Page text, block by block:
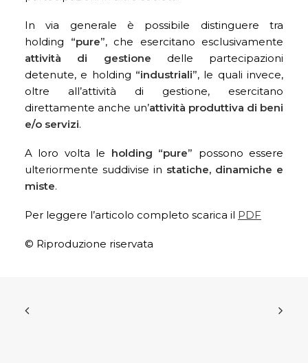
In via generale è possibile distinguere tra
holding “pure”, che esercitano esclusivamente
attività di gestione delle partecipazioni
detenute, e holding “industriali”, le quali invece,
oltre all’attività di gestione, esercitano
direttamente anche un’attività produttiva di beni
e/o servizi.
A loro volta le holding “pure” possono essere
ulteriormente suddivise in statiche, dinamiche e
miste.
Per leggere l’articolo completo scarica il PDF
© Riproduzione riservata